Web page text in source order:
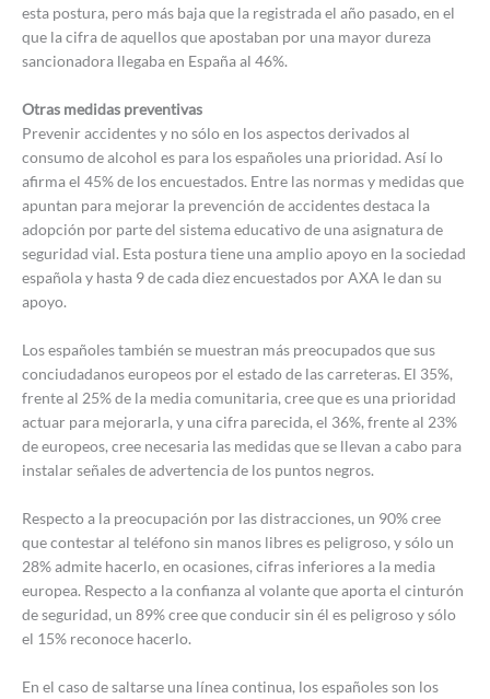
esta postura, pero más baja que la registrada el año pasado, en el
que la cifra de aquellos que apostaban por una mayor dureza
sancionadora llegaba en España al 46%.
Otras medidas preventivas
Prevenir accidentes y no sólo en los aspectos derivados al
consumo de alcohol es para los españoles una prioridad. Así lo
afirma el 45% de los encuestados. Entre las normas y medidas que
apuntan para mejorar la prevención de accidentes destaca la
adopción por parte del sistema educativo de una asignatura de
seguridad vial. Esta postura tiene una amplio apoyo en la sociedad
española y hasta 9 de cada diez encuestados por AXA le dan su
apoyo.
Los españoles también se muestran más preocupados que sus
conciudadanos europeos por el estado de las carreteras. El 35%,
frente al 25% de la media comunitaria, cree que es una prioridad
actuar para mejorarla, y una cifra parecida, el 36%, frente al 23%
de europeos, cree necesaria las medidas que se llevan a cabo para
instalar señales de advertencia de los puntos negros.
Respecto a la preocupación por las distracciones, un 90% cree
que contestar al teléfono sin manos libres es peligroso, y sólo un
28% admite hacerlo, en ocasiones, cifras inferiores a la media
europea. Respecto a la confianza al volante que aporta el cinturón
de seguridad, un 89% cree que conducir sin él es peligroso y sólo
el 15% reconoce hacerlo.
En el caso de saltarse una línea continua, los españoles son los